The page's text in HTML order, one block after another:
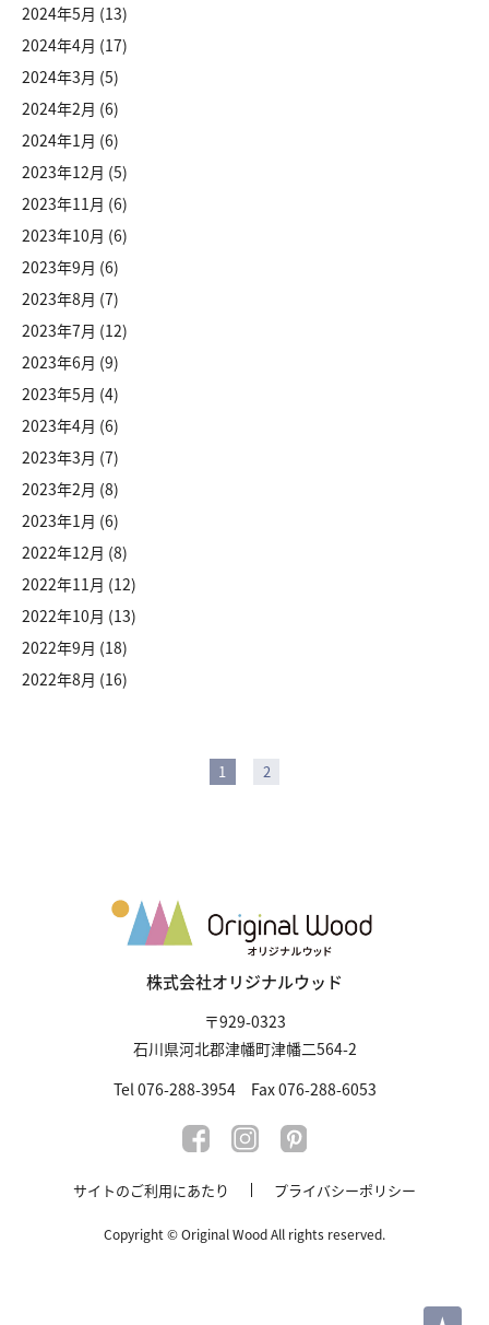
2024年5月 (13)
2024年4月 (17)
2024年3月 (5)
2024年2月 (6)
2024年1月 (6)
2023年12月 (5)
2023年11月 (6)
2023年10月 (6)
2023年9月 (6)
2023年8月 (7)
2023年7月 (12)
2023年6月 (9)
2023年5月 (4)
2023年4月 (6)
2023年3月 (7)
2023年2月 (8)
2023年1月 (6)
2022年12月 (8)
2022年11月 (12)
2022年10月 (13)
2022年9月 (18)
2022年8月 (16)
1 2
株式会社オリジナルウッド
〒929-0323
石川県河北郡津幡町津幡二564-2
Tel 076-288-3954 Fax 076-288-6053
サイトのご利用にあたり プライバシーポリシー
Copyright © Original Wood All rights reserved.